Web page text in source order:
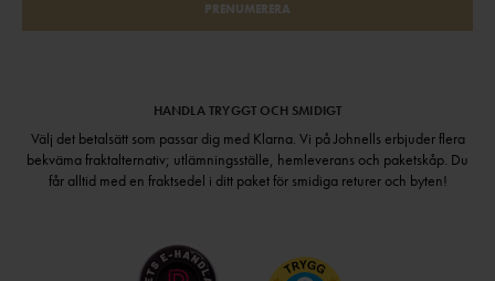
PRENUMERERA
HANDLA TRYGGT OCH SMIDIGT
Välj det betalsätt som passar dig med Klarna. Vi på Johnells erbjuder flera
bekväma fraktalternativ; utlämningsställe, hemleverans och paketskåp. Du
får alltid med en fraktsedel i ditt paket för smidiga returer och byten!